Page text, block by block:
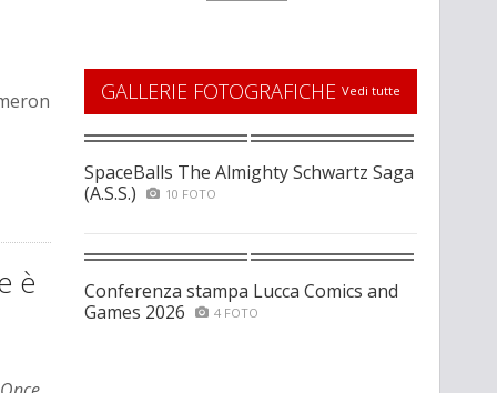
è
GALLERIE FOTOGRAFICHE Vedi tutte
SpaceBalls The Almighty Schwartz Saga
(A.S.S.)
10 FOTO
Conferenza stampa Lucca Comics and
Games 2026
4 FOTO